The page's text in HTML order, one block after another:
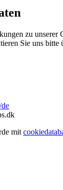
zu unserer
Sie uns bitte
mit